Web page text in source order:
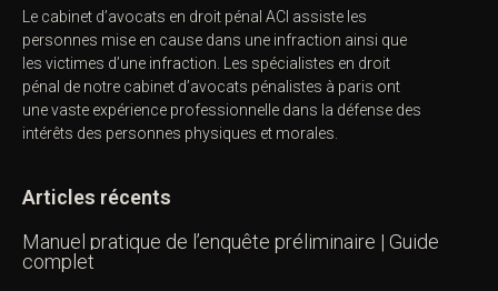
Le cabinet d’avocats en droit pénal ACI assiste les
personnes mise en cause dans une infraction ainsi que
les victimes d’une infraction. Les spécialistes en droit
pénal de notre cabinet d’avocats pénalistes à paris ont
une vaste expérience professionnelle dans la défense des
intérêts des personnes physiques et morales.
Articles récents
Manuel pratique de l’enquête préliminaire | Guide
complet